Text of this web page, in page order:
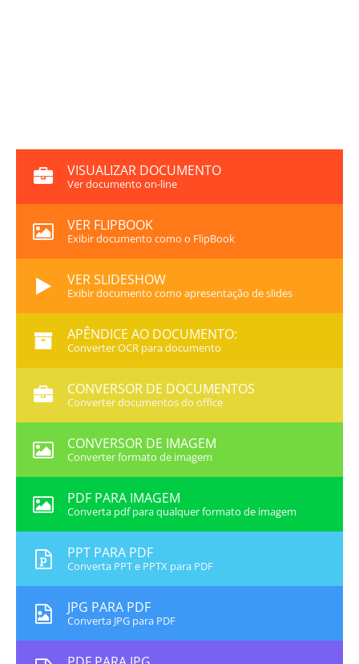
VISUALIZAR DOCUMENTO
Ver documento on-line
VER FLIPBOOK
Exibir documento como o FlipBook
VER SLIDESHOW
Exibir documento como apresentação de slides
APÊNDICE AO DOCUMENTO:
Converter OCR para documento
CONVERSOR DE DOCUMENTOS
Converter documentos do office
CONVERSOR DE IMAGEM
Converter formato de imagem
PDF PARA IMAGEM
Converta pdf para qualquer formato de imagem
PPT PARA PDF
Converta PPT e PPTX para PDF
JPG PARA PDF
Converta JPG para PDF